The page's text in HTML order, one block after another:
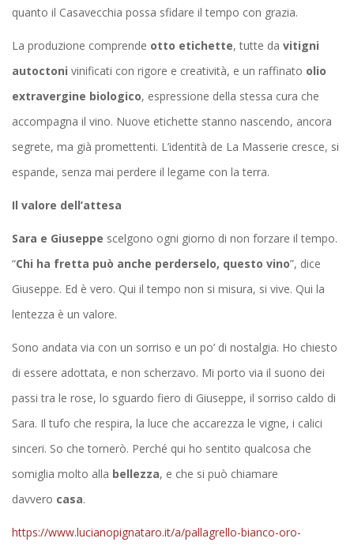
quanto il Casavecchia possa sfidare il tempo con grazia.
La produzione comprende otto etichette, tutte da vitigni
autoctoni vinificati con rigore e creatività, e un raffinato olio
extravergine biologico, espressione della stessa cura che
accompagna il vino. Nuove etichette stanno nascendo, ancora
segrete, ma già promettenti. L’identità de La Masserie cresce, si
espande, senza mai perdere il legame con la terra.
Il valore dell’attesa
Sara e Giuseppe scelgono ogni giorno di non forzare il tempo.
“Chi ha fretta può anche perderselo, questo vino”, dice
Giuseppe. Ed è vero. Qui il tempo non si misura, si vive. Qui la
lentezza è un valore.
Sono andata via con un sorriso e un po’ di nostalgia. Ho chiesto
di essere adottata, e non scherzavo. Mi porto via il suono dei
passi tra le rose, lo sguardo fiero di Giuseppe, il sorriso caldo di
Sara. Il tufo che respira, la luce che accarezza le vigne, i calici
sinceri. So che tornerò. Perché qui ho sentito qualcosa che
somiglia molto alla bellezza, e che si può chiamare
davvero casa.
https://www.lucianopignataro.it/a/pallagrello-bianco-oro-